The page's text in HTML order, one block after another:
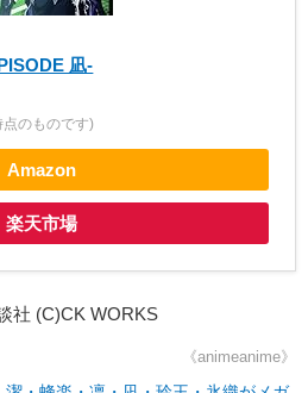
凪-
のものです)
Amazon
楽天市場
社 (C)CK WORKS
《animeanime》